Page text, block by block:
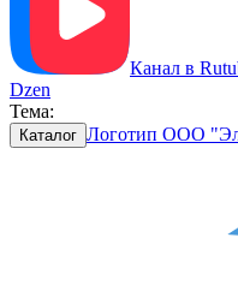
Канал в
Dzen
Тема:
Каталог Логотип ООО